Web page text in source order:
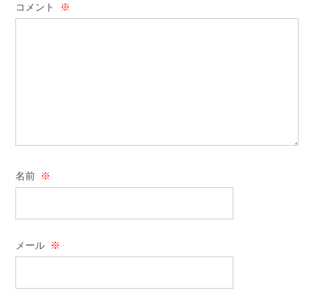
コメント ※
名前 ※
メール ※